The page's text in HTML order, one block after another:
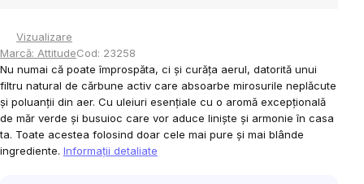
Vizualizare
Marcă: AttitudeCod: 23258
Nu numai că poate împrospăta, ci și curăța aerul, datorită unui
filtru natural de cărbune activ care absoarbe mirosurile neplăcute
și poluanții din aer. Cu uleiuri esențiale cu o aromă excepțională
de măr verde și busuioc care vor aduce liniște și armonie în casa
ta. Toate acestea folosind doar cele mai pure și mai blânde
ingrediente. Informaţii detaliate